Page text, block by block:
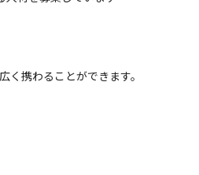
携わることができます。